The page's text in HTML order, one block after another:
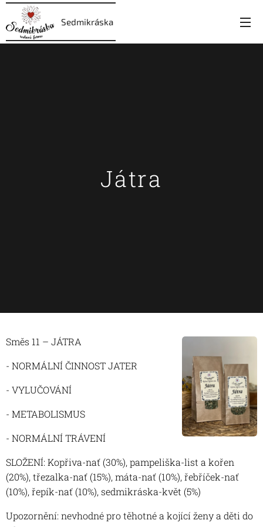
Sedmikráska
Játra
Směs 11 – JÁTRA
- NORMÁLNÍ ČINNOST JATER
- VYLUČOVÁNÍ
- METABOLISMUS
- NORMÁLNÍ TRÁVENÍ
SLOŽENÍ: Kopřiva-nať (30%), pampeliška-list a kořen
(20%), třezalka-nať (15%), máta-nať (10%), řebříček-nať
(10%), řepík-nať (10%), sedmikráska-květ (5%)
Upozornění: nevhodné pro těhotné a kojící ženy a děti do